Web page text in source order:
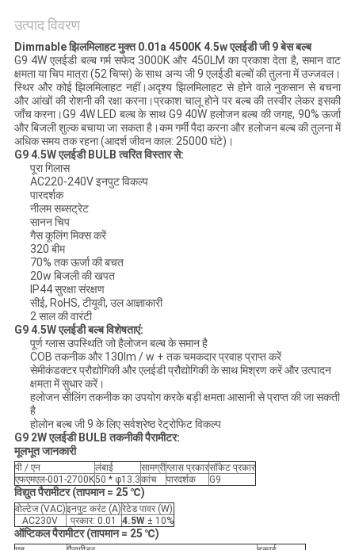
उत्पाद विवरण
Dimmable झिलमिलाहट मुक्त 0.01a 4500K 4.5w एलईडी जी 9 बेस बल्ब
G9 4W एलईडी बल्ब गर्म सफेद 3000K और 450LM का प्रकाश देता है, समान वाट
क्षमता या चिप मात्रा (52 चिप्स) के साथ अन्य जी 9 एलईडी बल्बों की तुलना में उज्जवल।
स्थिर और कोई झिलमिलाहट नहीं।अदृश्य झिलमिलाहट से होने वाले नुकसान से बचना
और आंखों की रोशनी की रक्षा करना।प्रकाश चालू होने पर बल्ब की तस्वीर लेकर इसकी
जाँच करना।G9 4W LED बल्ब के साथ G9 40W हलोजन बल्ब की जगह, 90% ऊर्जा
और बिजली शुल्क बचाया जा सकता है।कम गर्मी पैदा करना और हलोजन बल्ब की तुलना में
अधिक समय तक रहना (आदर्श जीवन काल: 25000 घंटे)।
G9 4.5W एलईडी BULB त्वरित विस्तार से:
पूरा गिलास
AC220-240V इनपुट विकल्प
पारदर्शक
नीलम सब्सट्रेट
सानन चिप
गैस कूलिंग मिक्स करें
320 बीम
70% तक ऊर्जा की बचत
20w बिजली की खपत
IP44 सुरक्षा संरक्षण
सीई, RoHS, टीयूवी, उल आज्ञाकारी
2 साल की वारंटी
G9 4.5W एलईडी बल्ब विशेषताएं:
पूर्ण ग्लास उपस्थिति जो हैलोजन बल्ब के समान है
COB तकनीक और 130lm / w + तक चमकदार प्रवाह प्राप्त करें
सेमीकंडक्टर प्रौद्योगिकी और एलईडी प्रौद्योगिकी के साथ मिश्रण करें और उत्पादन
क्षमता में सुधार करें।
हलोजन सीलिंग तकनीक का उपयोग करके बड़ी क्षमता आसानी से प्राप्त की जा सकती
है
होलोन बल्ब जी 9 के लिए सर्वश्रेष्ठ रेट्रोफिट विकल्प
G9 2W एलईडी BULB तकनीकी पैरामीटर:
मूलभूत जानकारी
पी / एन लंबाई सामग्रीग्लास प्रकारसॉकेट प्रकार
एफएमएल-001-2700K50 * φ13.3कांच पारदर्शक G9
विद्युत पैरामीटर (तापमान = 25 ℃)
वोल्टेज (VAC)इनपुट करंट (A)रेटेड पावर (W)
AC230V
प्रकार: 0.01 4.5W ± 10%
ऑप्टिकल पैरामीटर (तापमान = 25 ℃)